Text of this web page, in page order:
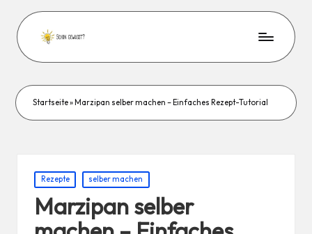
Startseite» Marzipan selber machen – Einfaches Rezept-Tutorial
Posted
in
Rezepte selber machen
Marzipan selber